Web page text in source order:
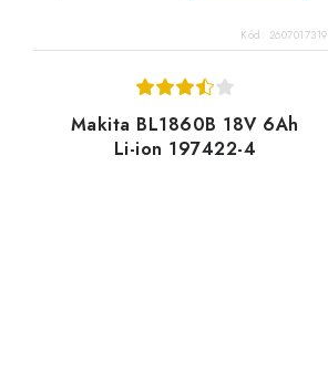
Kód: 2607017319
Makita BL1860B 18V 6Ah
Li-ion 197422-4